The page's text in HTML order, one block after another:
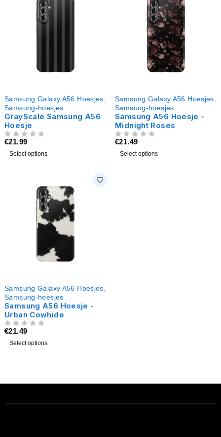
Samsung Galaxy A56 Hoesjes
Samsung-hoesjes
GrayScale Samsung A56
Hoesje
€21.99
Select options
Samsung Galaxy A56 Hoesjes
Samsung-hoesjes
Samsung A56 Hoesje -
Midnight Roses
€21.49
Select options
Samsung Galaxy A56 Hoesjes
Samsung-hoesjes
Samsung A56 Hoesje -
Urban Cowhide
€21.49
Select options